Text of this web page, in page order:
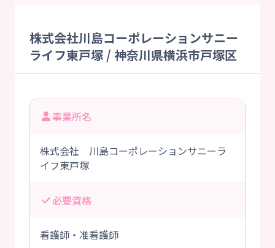
株式会社川島コーポレーションサニー
ライフ東戸塚 / 神奈川県横浜市戸塚区
事業所名
株式会社 川島コーポレーションサニーラ
イフ東戸塚
必要資格
看護師・准看護師